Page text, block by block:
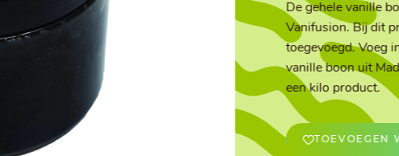
Ranson
Sevarome
De gehele vanille
Vanifusion. Bij dit
toegevoegd. Voeg
vanille boon uit
een kilo product.
TOEVOEGEN